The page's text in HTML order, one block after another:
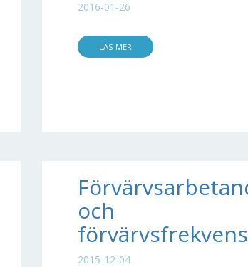
2016-01-26
LÄS MER
och
förvärvsfrekvens
2015-12-04